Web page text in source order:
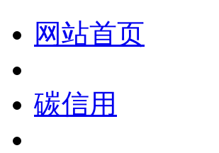
网站首页
碳信用